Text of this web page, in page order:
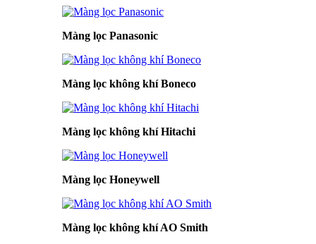
Màng lọc Panasonic
Màng lọc không khí Boneco
Màng lọc không khí Hitachi
Màng lọc Honeywell
Màng lọc không khí AO Smith